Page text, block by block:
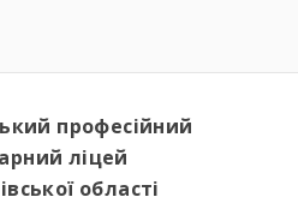
1986 року, дізналися про
екології України […]
професійний
ліцей
області